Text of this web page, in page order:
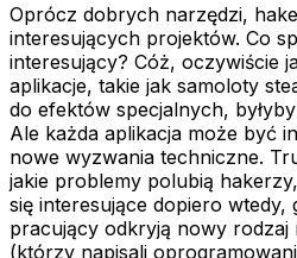
Oprócz dobrych narzędzi,
interesujących projektów. Co
interesujący? Cóż, oczywiście
aplikacje, takie jak samoloty
do efektów specjalnych,
Ale każda aplikacja może być
nowe wyzwania techniczne.
jakie problemy polubią
się interesujące dopiero wtedy,
pracujący odkryją nowy rodzaj
(którzy napisali